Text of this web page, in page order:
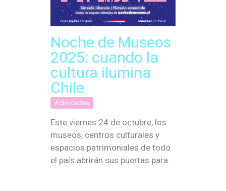
Noche de Museos
2025: cuando la
cultura ilumina
Chile
Actividades
Este viernes 24 de octubre, los
museos, centros culturales y
espacios patrimoniales de todo
el país abrirán sus puertas para…